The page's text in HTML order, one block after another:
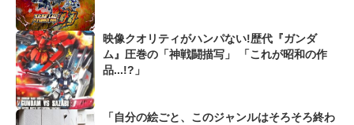
映像クオリティがハンパない!歴代『ガンダ
ム』圧巻の「神戦闘描写」 「これが昭和の作
品...!?」
「自分の絵ごと、このジャンルはそろそろ終わ